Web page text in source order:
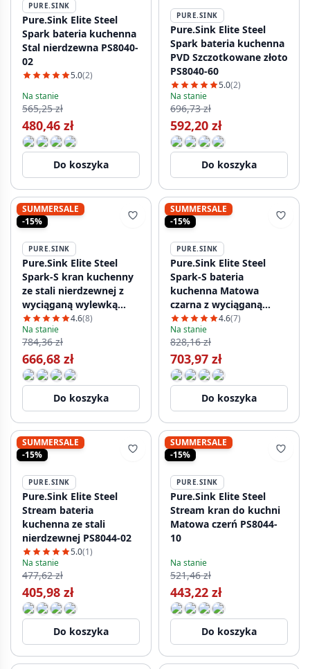
PURE.SINK
Pure.Sink Elite Steel
Spark bateria kuchenna
Stal nierdzewna PS8040-
02
5.0(2)
Na stanie
565,25 zł
480,46 zł
Do koszyka
PURE.SINK
Pure.Sink Elite Steel
Spark bateria kuchenna
PVD Szczotkowane złoto
PS8040-60
5.0(2)
Na stanie
696,73 zł
592,20 zł
Do koszyka
SUMMERSALE
-15%
PURE.SINK
Pure.Sink Elite Steel
Spark-S kran kuchenny
ze stali nierdzewnej z
wyciąganą wylewką
PS8041-024.6(8)
Na stanie
784,36 zł
666,68 zł
Do koszyka
SUMMERSALE
-15%
PURE.SINK
Pure.Sink Elite Steel
Spark-S bateria
kuchenna Matowa
czarna z wyciąganą
wylewką PS8041-10
4.6(7)
Na stanie
828,16 zł
703,97 zł
Do koszyka
SUMMERSALE
-15%
PURE.SINK
Pure.Sink Elite Steel
Stream bateria
kuchenna ze stali
nierdzewnej PS8044-02
5.0(1)
Na stanie
477,62 zł
405,98 zł
Do koszyka
SUMMERSALE
-15%
PURE.SINK
Pure.Sink Elite Steel
Stream kran do kuchni
Matowa czerń PS8044-
10
Na stanie
521,46 zł
443,22 zł
Do koszyka